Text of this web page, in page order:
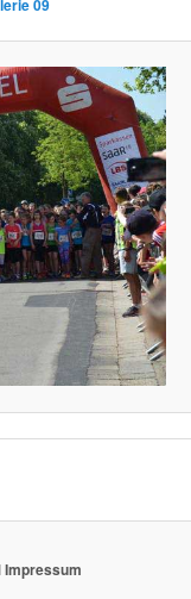
09
Impressum